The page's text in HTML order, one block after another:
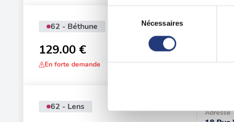
Si vous le permettez, nous
Collecter des informations
Identifier votre appareil en
digitales).
Les cookies nous permettent
consentement
Nécessaires
62 - Béthune
129.00 €
En forte demande
957
62 - Lens
Adresse